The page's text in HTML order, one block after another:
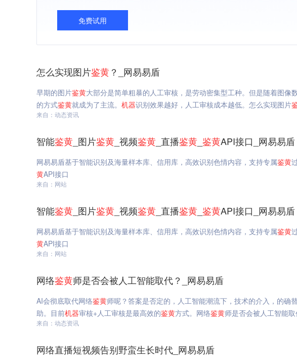
免费试用
怎么实现图片鉴黄？_网易易盾
早期的图片鉴黄大部分是简单粗暴的人工审核，是劳动密集型工种。但是随着图像
的方式鉴黄就成为了主流。 机器识别效果越好，人工审核成本越低。怎么实现图片
来自：动态资讯
智能鉴黄 _图片鉴黄 _视频鉴黄 _直播鉴黄 鉴黄API接口_网易易盾
网易易盾基于智能识别及海量样本库、信用库，高效识别色情内容，支持专属鉴黄
黄API接口
来自：网站
智能鉴黄 _图片鉴黄 _视频鉴黄 _直播鉴黄 鉴黄API接口_网易易盾
网易易盾基于智能识别及海量样本库、信用库，高效识别色情内容，支持专属鉴黄
黄API接口
来自：网站
网络鉴黄师是否会被人工智能取代？_网易易盾
AI会彻底取代网络鉴黄师呢？答案是否定的，人工智能潮流下，技术的介入，的
助。目前机器审核+人工审核是最高效的鉴黄方式。网络鉴黄师是否会被人工智能取
来自：动态资讯
网络直播短视频告别野蛮生长时代_网易易盾